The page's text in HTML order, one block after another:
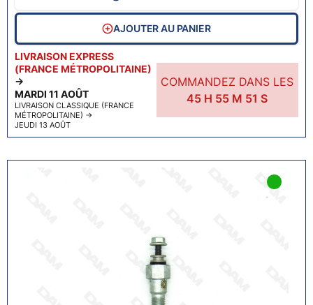
LIVRAISON EXPRESS
(FRANCE MÉTROPOLITAINE)
→
MARDI 11 AOÛT
LIVRAISON CLASSIQUE (FRANCE
MÉTROPOLITAINE) →
JEUDI 13 AOÛT
COMMANDEZ DANS LES
45H 55M 50 S
AJOUTER AU PANIER